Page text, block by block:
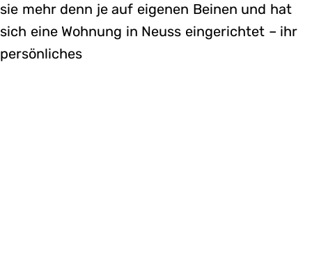
sie mehr denn je auf eigenen Beinen und hat
sich eine Wohnung in Neuss eingerichtet – ihr
persönliches